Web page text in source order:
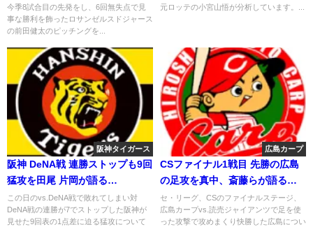
今季8試合目の先発をし、6回無失点で見
事な勝利を飾ったロサンゼルスドジャース
の前田健太のピッチングを...
元ロッテの小宮山悟が分析しています。...
阪神タイガース
阪神 DeNA戦 連勝ストップも9回
猛攻を田尾 片岡が語る
2019.5.25
この日のvs.DeNA戦で敗れてしまい対
DeNA戦の連勝が7でストップした阪神が
見せた9回表の1点差に迫る猛攻について
広島カープ
CSファイナル1戦目 先勝の広島
の足攻を真中、斎藤らが語る
2018年10月17日
セ・リーグ、CSのファイナルステージ、
広島カープvs.読売ジャイアンツで足を使
った攻撃で攻めまくり快勝した広島につい